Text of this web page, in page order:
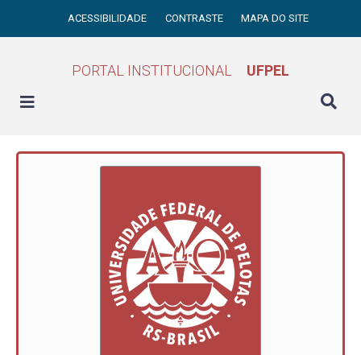
ACESSIBILIDADE CONTRASTE MAPA DO SITE
PORTAL INSTITUCIONAL UFPEL